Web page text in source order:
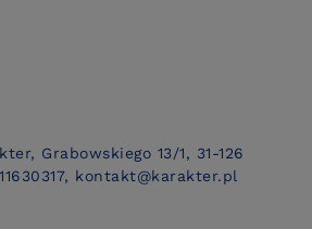
Grabowskiego 13/1, 31-126
kontakt@karakter.pl